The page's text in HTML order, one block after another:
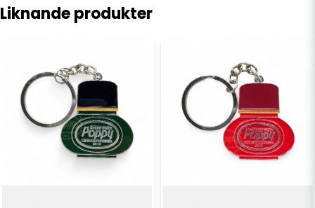
email
E-postadress
Liknande produkter